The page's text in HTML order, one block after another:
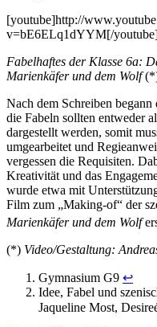
[youtube]http://
v=bE6ELq1dYYM[/
Fabelhaftes der Klasse 6a:
Marienkäfer und dem Wolf
Nach dem Schreiben
die Fabeln sollten entweder
dargestellt werden, somit
umgearbeitet und
vergessen die Requisiten.
Kreativität und das
wurde etwa mit
Film zum „Making-of“ der
Marienkäfer und dem Wolf
(*) Video/Gestaltung:
Gymnasium G9 ↩
Idee, Fabel und
Jaqueline Most,